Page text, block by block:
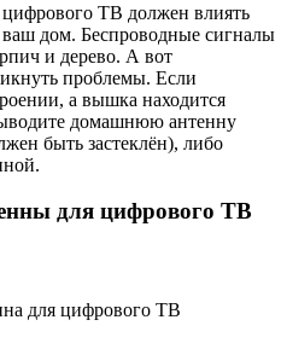
ТВ должен влиять
ваш дом. Беспроводные сигналы
и дерево. А вот
проблемы. Если
а вышка находится
домашнюю антенну
быть застеклён), либо
для цифрового ТВ
для цифрового ТВ